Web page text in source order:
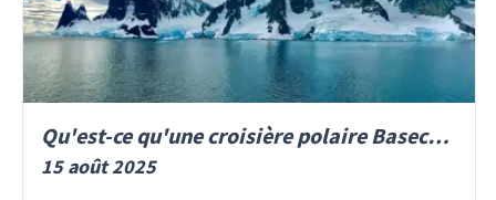
Qu'est-ce qu'une croisière polaire Basecamp ?
15 août 2025